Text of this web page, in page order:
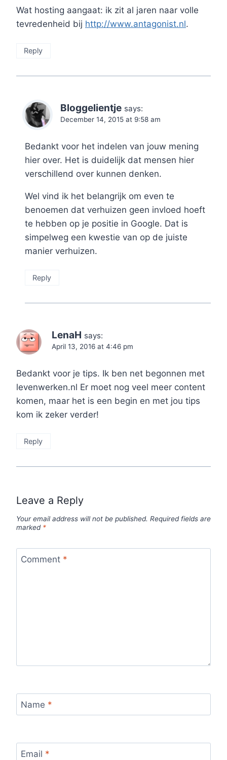
Wat hosting aangaat: ik zit al jaren naar volle
tevredenheid bij http://www.antagonist.nl.
Reply
Bloggelientje says:
December 14, 2015 at 9:58 am
Bedankt voor het indelen van jouw mening
hier over. Het is duidelijk dat mensen hier
verschillend over kunnen denken.
Wel vind ik het belangrijk om even te
benoemen dat verhuizen geen invloed hoeft
te hebben op je positie in Google. Dat is
simpelweg een kwestie van op de juiste
manier verhuizen.
Reply
LenaH says:
April 13, 2016 at 4:46 pm
Bedankt voor je tips. Ik ben net begonnen met
levenwerken.nl Er moet nog veel meer content
komen, maar het is een begin en met jou tips
kom ik zeker verder!
Reply
Leave a Reply
Your email address will not be published. Required fields are
marked *
Comment *
Name *
Email *